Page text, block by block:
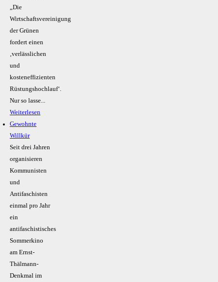
„Die
Wirtschaftsvereinigung
der Grünen
fordert einen
‚verlässlichen
und
kosteneffizienten
Rüstungshochlauf‘.
Nur so lasse...
Weiterlesen
Gewohnte
Willkür
Seit drei Jahren
organisieren
Kommunisten
und
Antifaschisten
einmal pro Jahr
ein
antifaschistisches
Sommerkino
am Ernst-
Thälmann-
Denkmal im